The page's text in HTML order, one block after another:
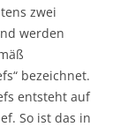
zwei
werden
bezeichnet.
entsteht auf
So ist das in